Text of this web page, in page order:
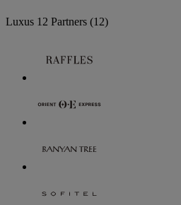
Luxus 12 Partners (12)